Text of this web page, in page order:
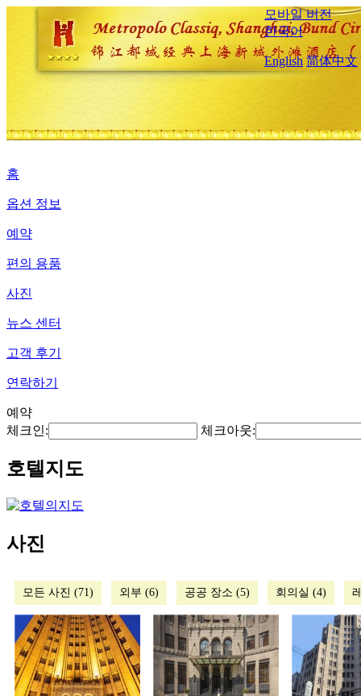
모바일 버전
한국어
English 简体中文
홈
옵션 정보
예약
편의 용품
사진
뉴스 센터
고객 후기
연락하기
예약
체크인:
체크아웃:
호텔지도
사진
모든 사진 (71) 외부 (6) 공공 장소 (5) 회의실 (4)